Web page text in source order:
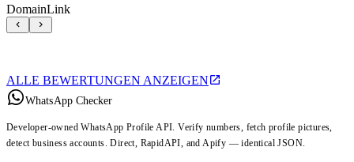
DomainLink
ALLE BEWERTUNGEN ANZEIGEN
WhatsApp Checker
Developer-owned WhatsApp Profile API. Verify numbers, fetch profile pictures,
detect business accounts. Direct, RapidAPI, and Apify — identical JSON.